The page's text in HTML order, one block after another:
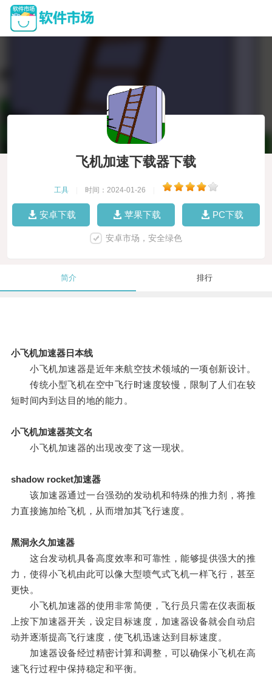
飞机加速下载器下载
工具 时间：2024-01-26
安卓下载 苹果下载 PC下载
安卓市场，安全绿色
简介 排行
小飞机加速器日本线
小飞机加速器是近年来航空技术领域的一项创新设计。
传统小型飞机在空中飞行时速度较慢，限制了人们在较
短时间内到达目的地的能力。
小飞机加速器英文名
小飞机加速器的出现改变了这一现状。
shadow rocket加速器
该加速器通过一台强劲的发动机和特殊的推力剂，将推
力直接施加给飞机，从而增加其飞行速度。
黑洞永久加速器
这台发动机具备高度效率和可靠性，能够提供强大的推
力，使得小飞机由此可以像大型喷气式飞机一样飞行，甚至
更快。
小飞机加速器的使用非常简便，飞行员只需在仪表面板
上按下加速器开关，设定目标速度，加速器设备就会自动启
动并逐渐提高飞行速度，使飞机迅速达到目标速度。
加速器设备经过精密计算和调整，可以确保小飞机在高
速飞行过程中保持稳定和平衡。